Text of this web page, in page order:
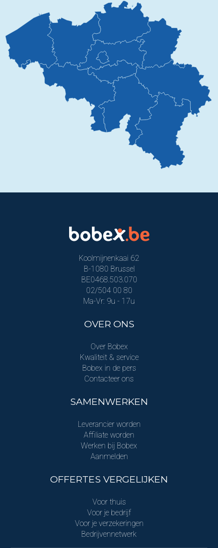
Koolmijnenkaai 62
B-1080 Brussel
BE0468.503.070
02/504 00 80
Ma-Vr: 9u - 17u
OVER ONS
Over Bobex
Kwaliteit & service
Bobex in de pers
Contacteer ons
SAMENWERKEN
Leverancier worden
Affiliate worden
Werken bij Bobex
Aanmelden
OFFERTES VERGELIJKEN
Voor thuis
Voor je bedrijf
Voor je verzekeringen
Bedrijvennetwerk